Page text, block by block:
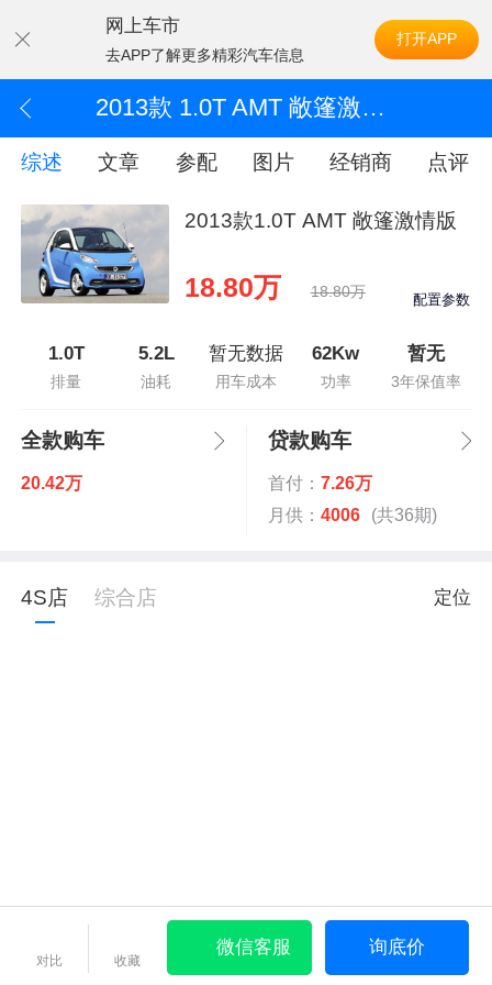
网上车市
去APP了解更多精彩汽车信息
打开APP
2013款 1.0T AMT 敞篷激情版
综述 文章 参配 图片 经销商 点评
2013款1.0T AMT 敞篷激情版
18.80万 18.80万 配置参数
1.0T
排量
5.2L
油耗
暂无数据
用车成本
62Kw
功率
暂无
3年保值率
全款购车
20.42万
贷款购车
首付： 7.26万
月供： 4006 (共36期)
4S店 综合店 定位
对比 收藏
微信客服 询底价